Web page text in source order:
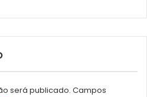
será publicado. Campos